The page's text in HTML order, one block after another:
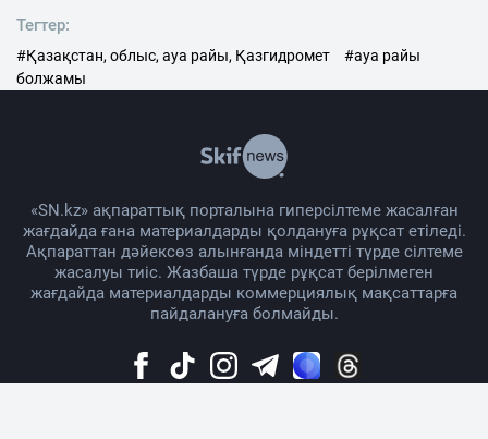
Тегтер:
#Қазақстан, облыс, ауа райы, Қазгидромет
#ауа райы
болжамы
«SN.kz» ақпараттық порталына гиперсілтеме жасалған
жағдайда ғана материалдарды қолдануға рұқсат етіледі.
Ақпараттан дәйексөз алынғанда міндетті түрде сілтеме
жасалуы тиіс. Жазбаша түрде рұқсат берілмеген
жағдайда материалдарды коммерциялық мақсаттарға
пайдалануға болмайды.